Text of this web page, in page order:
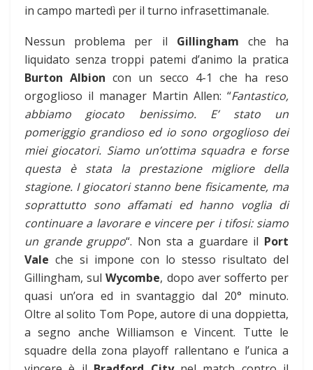
in campo martedì per il turno infrasettimanale.
Nessun problema per il Gillingham che ha
liquidato senza troppi patemi d’animo la pratica
Burton Albion con un secco 4-1 che ha reso
orgoglioso il manager Martin Allen: “Fantastico,
abbiamo giocato benissimo. E’ stato un
pomeriggio grandioso ed io sono orgoglioso dei
miei giocatori. Siamo un’ottima squadra e forse
questa è stata la prestazione migliore della
stagione. I giocatori stanno bene fisicamente, ma
soprattutto sono affamati ed hanno voglia di
continuare a lavorare e vincere per i tifosi: siamo
un grande gruppo“. Non sta a guardare il Port
Vale che si impone con lo stesso risultato del
Gillingham, sulWycombe, dopo aver sofferto per
quasi un’ora ed in svantaggio dal 20° minuto.
Oltre al solito Tom Pope, autore di una doppietta,
a segno anche Williamson e Vincent. Tutte le
squadre della zona playoff rallentano e l’unica a